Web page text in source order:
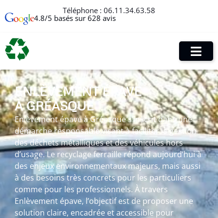
Téléphone : 06.11.34.63.58
4.8/5 basés sur 628 avis
ENLÈVEMENT ÉPAVE
À GRÉASQUE
Enlèvement épave à Gréasque s’inscrit dans une
démarche responsable visant à faciliter la gestion
des déchets métalliques et des véhicules hors
d’usage. Le recyclage ferraille répond aujourd’hui à
des enjeux environnementaux majeurs, mais aussi
à des besoins très concrets pour les particuliers
comme pour les professionnels. À travers
Enlèvement épave, l’objectif est de proposer une
solution claire, encadrée et accessible pour